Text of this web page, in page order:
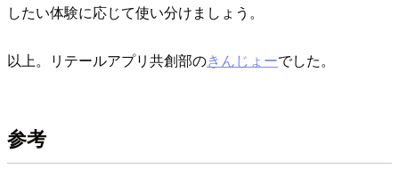
したい体験に応じて使い分けましょう。
以上。リテールアプリ共創部のきんじょーでした。
参考